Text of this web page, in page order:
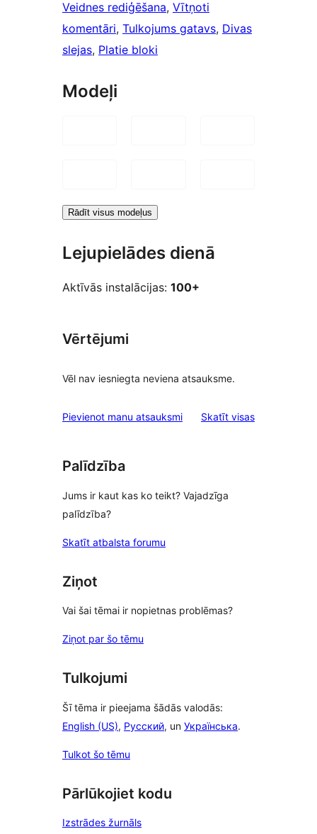
Veidnes rediģēšana, Vītņoti
komentāri, Tulkojums gatavs, Divas
slejas, Platie bloki
Modeļi
Rādīt visus modeļus
Lejupielādes dienā
Aktīvās instalācijas: 100+
Vērtējumi
Vēl nav iesniegta neviena atsauksme.
Pievienot manu atsauksmi Skatīt visasatsauksmes
Palīdzība
Jums ir kaut kas ko teikt? Vajadzīga
palīdzība?
Skatīt atbalsta forumu
Ziņot
Vai šai tēmai ir nopietnas problēmas?
Ziņot par šo tēmu
Tulkojumi
Šī tēma ir pieejama šādās valodās:
English (US), Русский, un Українська.
Tulkot šo tēmu
Pārlūkojiet kodu
Izstrādes žurnāls